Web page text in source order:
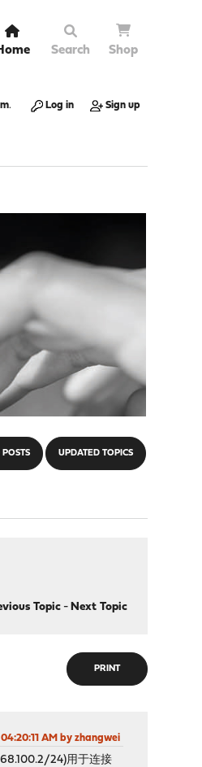
Search Shop
. Log in Sign up
UPDATED TOPICS
Topic- Next Topic
PRINT
AM by zhangwei
24)用于连接